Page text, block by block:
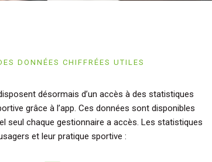
DONNÉES CHIFFRÉES UTILES
désormais d’un accès à des statistiques
grâce à l’app. Ces données sont disponibles
seul chaque gestionnaire a accès. Les statistiques
et leur pratique sportive :